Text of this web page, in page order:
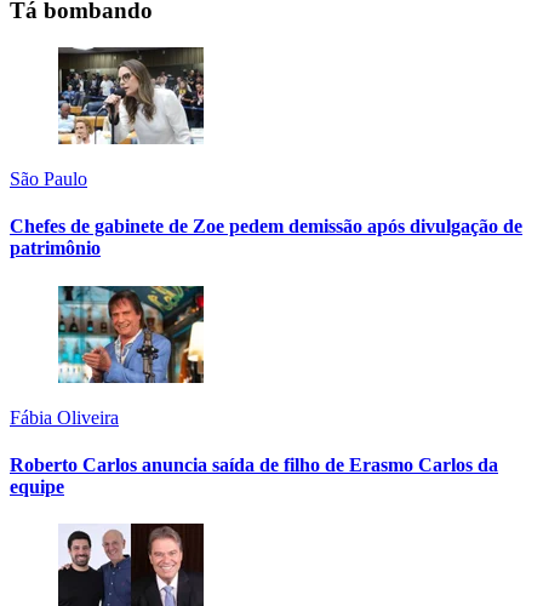
Tá bombando
São Paulo
Chefes de gabinete de Zoe pedem demissão após divulgação de
patrimônio
Fábia Oliveira
Roberto Carlos anuncia saída de filho de Erasmo Carlos da
equipe